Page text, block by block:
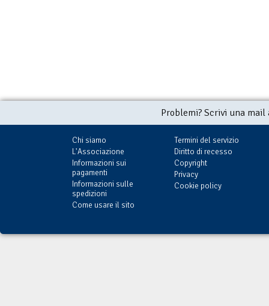
Problemi? Scrivi una
Chi siamo
L'Associazione
Informazioni sui
pagamenti
Informazioni sulle
spedizioni
Come usare il sito
Termini del servizio
Diritto di recesso
Copyright
Privacy
Cookie policy